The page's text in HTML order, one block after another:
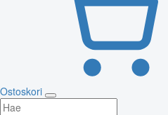
Ostoskori